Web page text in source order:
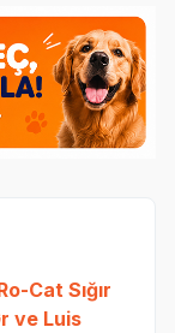
Cat Sığır
ve Luis